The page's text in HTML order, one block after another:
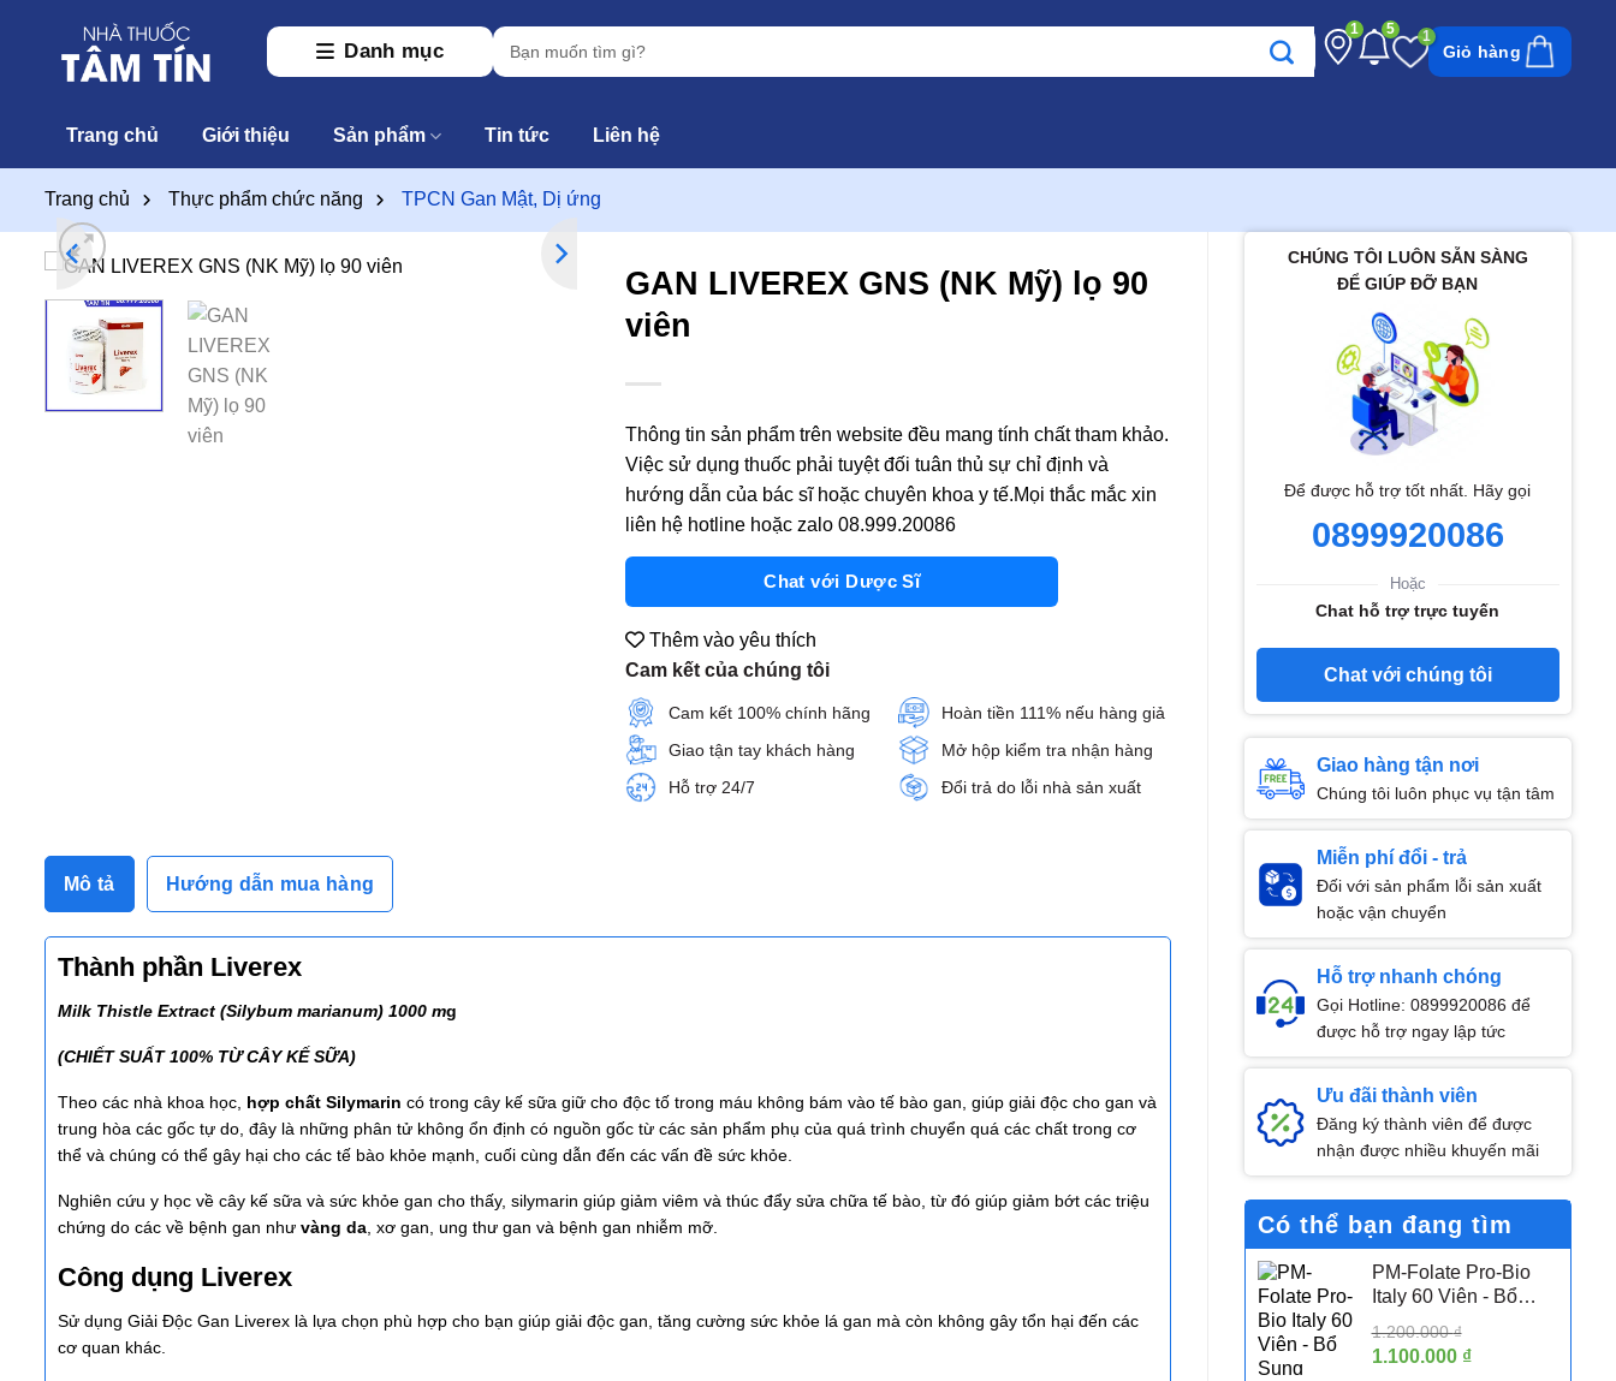
Danh mục
Tìm
kiếm:
1 5
Giỏ hàng
Trang chủ Giới thiệu Sản phẩm Tin tức Liên hệ
Trang chủ Thực phẩm chức năng TPCN Gan Mật, Dị ứng
CHÚNG TÔI LUÔN SẴN SÀNG
ĐỂ GIÚP ĐỠ BẠN
Để được hỗ trợ tốt nhất. Hãy gọi
0899920086
Hoặc
Chat hỗ trợ trực tuyến
Chat với chúng tôi
Giao hàng tận nơi
Chúng tôi luôn phục vụ tận tâm
Miễn phí đổi - trả
Đối với sản phẩm lỗi sản xuất
hoặc vận chuyển
Hỗ trợ nhanh chóng
Gọi Hotline: 0899920086 để
được hỗ trợ ngay lập tức
Ưu đãi thành viên
Đăng ký thành viên để được
nhận được nhiều khuyến mãi
Có thể bạn đang tìm
PM-Folate Pro-Bio
Italy 60 Viên - Bổ
Tính 5-MTHF Hỗ Trợ
Sức Khỏe Sinh Sản
1.200.000₫
Giá
1.100.000 ₫Giá
GAN LIVEREX GNS (NK Mỹ) lọ 90
viên
Thông tin sản phẩm trên website đều mang tính chất tham khảo.
Việc sử dụng thuốc phải tuyệt đối tuân thủ sự chỉ định và
hướng dẫn của bác sĩ hoặc chuyên khoa y tế.Mọi thắc mắc xin
liên hệ hotline hoặc zalo 08.999.20086
Cam kết của chúng tôi
Cam kết 100% chính hãng
Hoàn tiền 111% nếu hàng giả
Giao tận tay khách hàng
Mở hộp kiểm tra nhận hàng
Hỗ trợ 24/7
Đổi trả do lỗi nhà sản xuất
Chat với Dược Sĩ
Thêm vào yêu thích
Mô tả Hướng dẫn mua hàng
Thành phần Liverex
Milk Thistle Extract (Silybum marianum) 1000 mg
(CHIẾT SUẤT 100% TỪ CÂY KẾ SỮA)
Theo các nhà khoa học, hợp chất Silymarin có trong cây kế sữa giữ cho độc tố trong máu không bám vào tế bào gan, giúp giải độc cho gan và
trung hòa các gốc tự do, đây là những phân tử không ổn định có nguồn gốc từ các sản phẩm phụ của quá trình chuyển quá các chất trong cơ
thể và chúng có thể gây hại cho các tế bào khỏe mạnh, cuối cùng dẫn đến các vấn đề sức khỏe.
Nghiên cứu y học về cây kế sữa và sức khỏe gan cho thấy, silymarin giúp giảm viêm và thúc đẩy sửa chữa tế bào, từ đó giúp giảm bớt các triệu
chứng do các về bệnh gan như vàng da , xơ gan, ung thư gan và bệnh gan nhiễm mỡ.
Công dụng Liverex
Sử dụng Giải Độc Gan Liverex là lựa chọn phù hợp cho bạn giúp giải độc gan, tăng cường sức khỏe lá gan mà còn không gây tổn hại đến các
cơ quan khác.